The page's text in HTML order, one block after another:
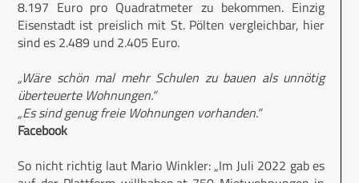
8.197 Euro pro Quadratmeter zu bekommen. Einzig
Eisenstadt ist preislich mit St. Pölten vergleichbar, hier
sind es 2.489 und 2.405 Euro.
„Wäre schön mal mehr Schulen zu bauen als unnötig
überteuerte Wohnungen.“
„Es sind genug freie Wohnungen vorhanden.“
Facebook
So nicht richtig laut Mario Winkler: „Im Juli 2022 gab es